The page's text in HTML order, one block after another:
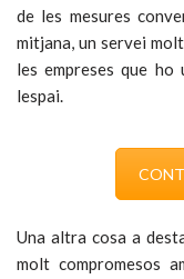
de les mesures
mitjana, un servei
les empreses que
lespai.
Una altra cosa a
molt compromesos